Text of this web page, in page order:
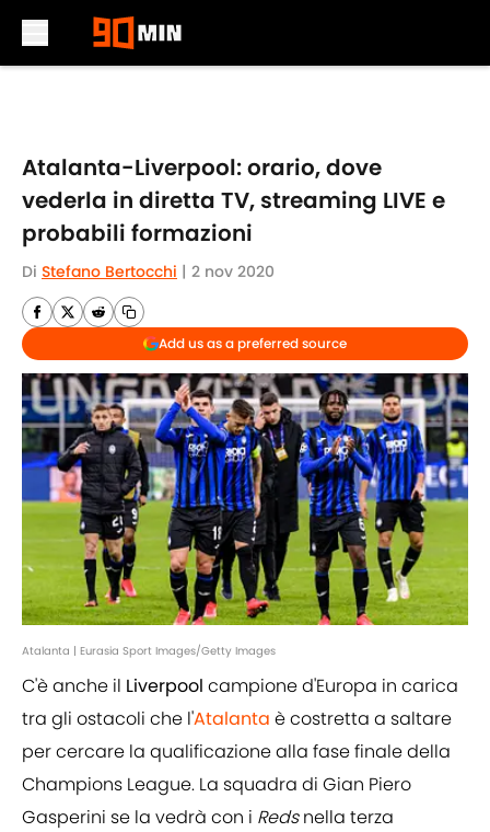
Atalanta-Liverpool: orario, dove
vederla in diretta TV, streaming LIVE e
probabili formazioni
Di Stefano Bertocchi | 2 nov 2020
Add us as a preferred source
Atalanta | Eurasia Sport Images/Getty Images
C'è anche il Liverpool campione d'Europa in carica
tra gli ostacoli che l'Atalanta è costretta a saltare
per cercare la qualificazione alla fase finale della
Champions League. La squadra di Gian Piero
Gasperini se la vedrà con i Redsnella terza